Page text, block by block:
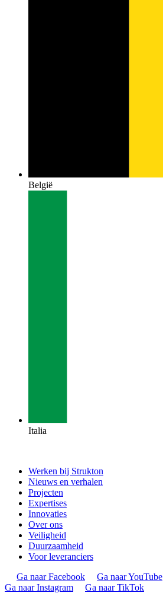
België
Italia
Werken bij Strukton
Nieuws en verhalen
Projecten
Expertises
Innovaties
Over ons
Veiligheid
Duurzaamheid
Voor leveranciers
Ga naar Facebook
Ga naar YouTube
Ga naar Instagram
Ga naar TikTok